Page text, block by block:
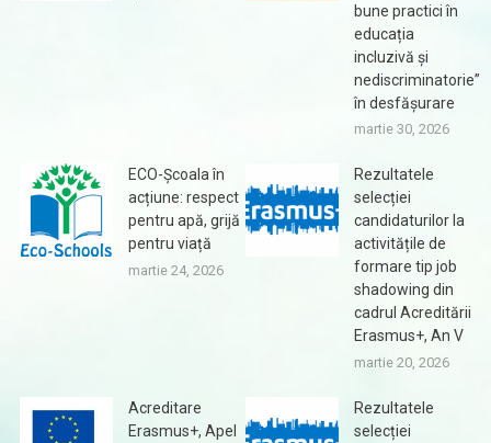
bune practici în
educația
incluzivă și
nediscriminatorie”
în desfășurare
martie 30, 2026
ECO-Școala în
acțiune: respect
pentru apă, grijă
pentru viață
martie 24, 2026
Rezultatele
selecției
candidaturilor la
activitățile de
formare tip job
shadowing din
cadrul Acreditării
Erasmus+, An V
martie 20, 2026
Acreditare
Erasmus+, Apel
Rezultatele
selecției